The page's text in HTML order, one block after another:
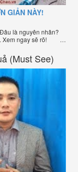
GIẢN NÀY!
là nguyên nhân?
Xem ngay sẽ rõ!
(Must See)